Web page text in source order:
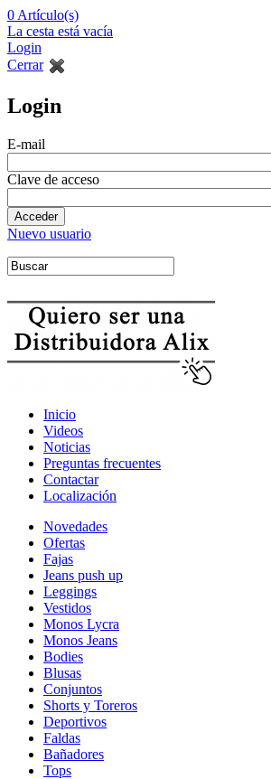
0 Artículo(s)
La cesta está vacía
Login
Cerrar
Login
E-mail
Clave de acceso
Nuevo usuario
Inicio
Videos
Noticias
Preguntas frecuentes
Contactar
Localización
Novedades
Ofertas
Fajas
Jeans push up
Leggings
Vestidos
Monos Lycra
Monos Jeans
Bodies
Blusas
Conjuntos
Shorts y Toreros
Deportivos
Faldas
Bañadores
Tops